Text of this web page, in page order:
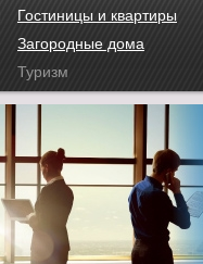
Гостиницы и квартиры
Загородные дома
Туризм